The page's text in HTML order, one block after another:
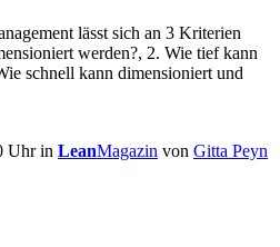
lässt sich an 3 Kriterien
werden?, 2. Wie tief kann
schnell kann dimensioniert und
Uhr in LeanMagazin von Gitta Peyn